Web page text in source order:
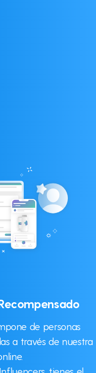
de personas
a través de nuestra